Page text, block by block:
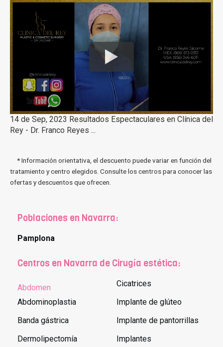
14 de Sep, 2023 Resultados Espectaculares en Clínica del
Rey - Dr. Franco Reyes ...
* Información orientativa, el descuento puede variar en función del
tratamiento y centro elegidos. Consulte los centros para conocer las
ofertas y descuentos que ofrecen.
Poblaciones en Navarra:
Pamplona
Centros en Navarra de Cirugía estética:
Abdomen
Abdominoplastia
Banda gástrica
Dermolipectomía
Cicatrices
Implante de glúteo
Implante de pantorrillas
Implantes